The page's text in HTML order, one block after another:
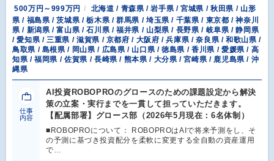
500万円～999万円
北海道 / 青森県 / 岩手県 / 宮城県 / 秋田県 / 山形
県 / 福島県 / 茨城県 / 栃木県 / 群馬県 / 埼玉県 / 千葉県 / 東京都 / 神奈川
県 / 新潟県 / 富山県 / 石川県 / 福井県 / 山梨県 / 長野県 / 岐阜県 / 静岡県
/ 愛知県 / 三重県 / 滋賀県 / 京都府 / 大阪府 / 兵庫県 / 奈良県 / 和歌山県 /
鳥取県 / 島根県 / 岡山県 / 広島県 / 山口県 / 徳島県 / 香川県 / 愛媛県 / 高
知県 / 福岡県 / 佐賀県 / 長崎県 / 熊本県 / 大分県 / 宮崎県 / 鹿児島県 / 沖
縄県
仕事
内容
AI投資ROBOPROのグロースのための課題設定から解決
策の立案・実行までを一貫して担っていただきます。
【配属部署】グロース部（2026年5月現在：6名体制）
■ROBOPROについて： ROBOPROはAIで将来予測をし、そ
の予測に基づき投資配分を柔軟に変更する全自動の資産運用
で…